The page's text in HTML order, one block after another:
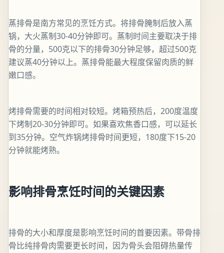
蒸排骨是南方常见的烹饪方式。将排骨腌制后放入蒸
锅，大火蒸制30-40分钟即可。蒸制时间主要取决于排
骨的分量，500克以下的排骨30分钟足够，超过500克
建议蒸40分钟以上。蒸排骨能最大程度保留肉质的鲜
嫩口感。
烤排骨需要的时间相对较短。烤箱预热后，200度温度
下烤制20-30分钟即可。如果喜欢焦香口感，可以延长
到35分钟。空气炸锅烤排骨时间更短，180度下15-20
分钟就能烤熟。
影响排骨烹饪时间的关键因素
排骨的大小和厚度是影响烹饪时间的首要因素。带骨排
骨比纯排骨肉需要更长时间，因为骨头会阻碍热量传